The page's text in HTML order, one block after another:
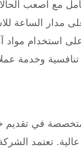
مع أصعب
مدار الساعة
استخدام مواد
وخدمة
في تقديم
تعتمد